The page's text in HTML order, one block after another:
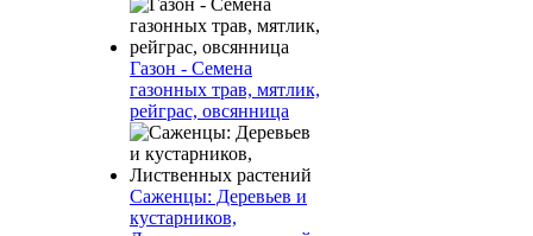
Газон - Семена
газонных трав, мятлик,
рейграс, овсянница
Саженцы: Деревьев и
кустарников,